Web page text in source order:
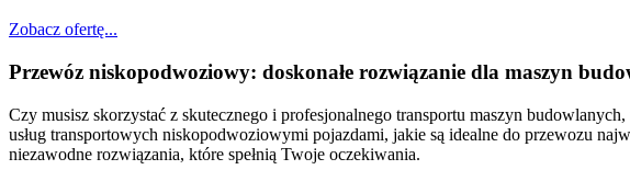
Zobacz ofertę...
Przewóz niskopodwoziowy: doskonałe rozwiązanie dla maszyn
Czy musisz skorzystać z skutecznego i profesjonalnego transportu maszyn
usług transportowych niskopodwoziowymi pojazdami, jakie są idealne do przewozu
niezawodne rozwiązania, które spełnią Twoje oczekiwania.